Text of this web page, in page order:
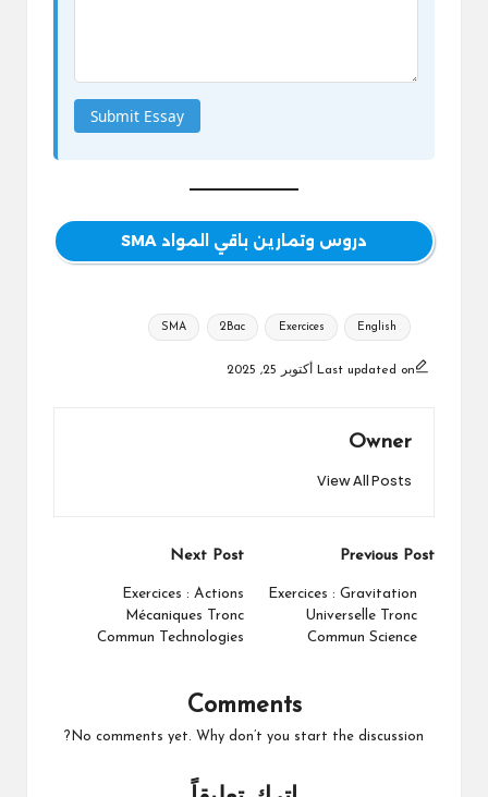
Submit Essay
دروس وتمارين باقي المواد SMA
Tags:
SMA 2Bac Exercices English
Last updated on أكتوبر 25, 2025
Owner
View All Posts
Post
navigation
Previous Post
Exercices : Gravitation
Universelle Tronc
Commun Science
Next Post
Exercices : Actions
Mécaniques Tronc
Commun Technologies
Comments
No comments yet. Why don’t you start the discussion?